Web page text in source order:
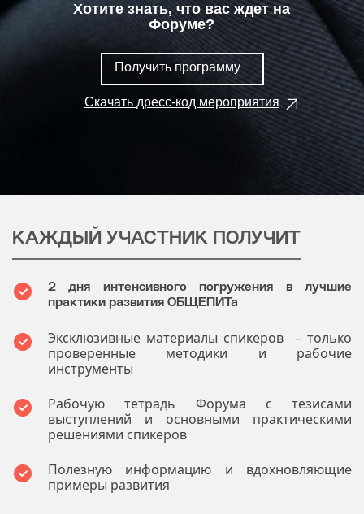
Хотите знать, что вас ждет на
Форуме?
Получить программу
Скачать дресс-код мероприятия
КАЖДЫЙ УЧАСТНИК ПОЛУЧИТ
2 дня интенсивного погружения в лучшие
практики развития ОБЩЕПИТа
Эксклюзивные материалы спикеров – только
проверенные методики и рабочие
инструменты
Рабочую тетрадь Форума с тезисами
выступлений и основными практическими
решениями спикеров
Полезную информацию и вдохновляющие
примеры развития